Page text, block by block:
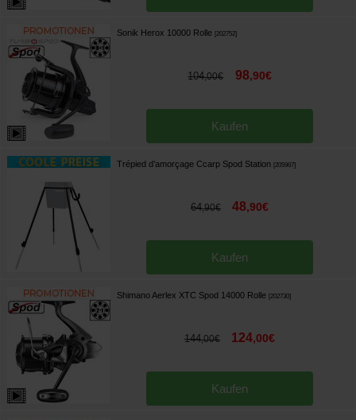
Sonik Herox 10000 Rolle 202752]
104,00€ 98,90€
Kaufen
Trépied d’amorçage Ccarp Spod Station 205967]
64,90€ 48,90€
Kaufen
Shimano Aerlex XTC Spod 14000 Rolle 202730]
144,00€ 124,00€
Kaufen